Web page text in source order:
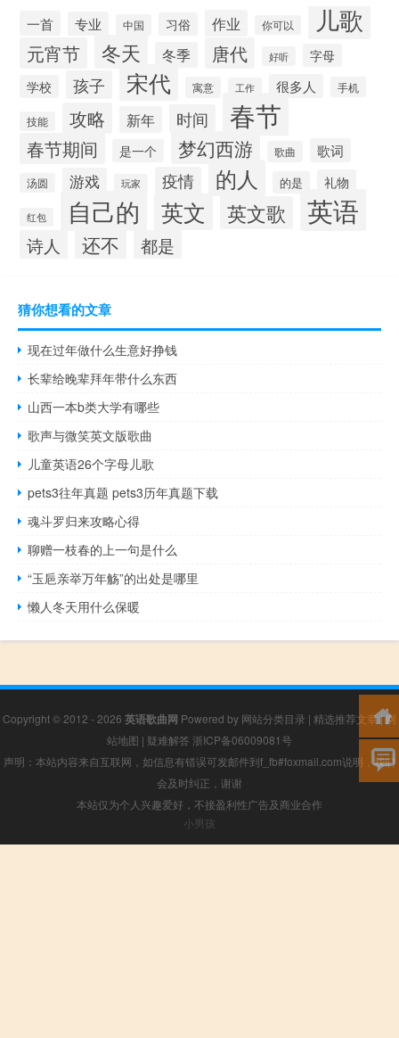
一首 专业 中国 习俗 作业 你可以 儿歌
元宵节 冬天 冬季 唐代 好听
字母
学校
孩子 宋代 寓意 工作 很多人 手机
技能 攻略 新年 时间 春节
春节期间 是一个 梦幻西游 歌曲 歌词
汤圆 游戏 玩家 疫情 的人 的是 礼物
红包 自己的 英文 英文歌 英语
诗人 还不 都是
猜你想看的文章
现在过年做什么生意好挣钱
长辈给晚辈拜年带什么东西
山西一本b类大学有哪些
歌声与微笑英文版歌曲
儿童英语26个字母儿歌
pets3往年真题 pets3历年真题下载
魂斗罗归来攻略心得
聊赠一枝春的上一句是什么
“玉巵亲举万年觞”的出处是哪里
懒人冬天用什么保暖
Copyright © 2012 - 2026 英语歌曲网 Powered by 网站分类目录 | 精选推荐文章|网
站地图 | 疑难解答 浙ICP备06009081号
声明：本站内容来自互联网，如信息有错误可发邮件到f_fb#foxmail.com说明，我们
会及时纠正，谢谢
本站仅为个人兴趣爱好，不接盈利性广告及商业合作
小男孩